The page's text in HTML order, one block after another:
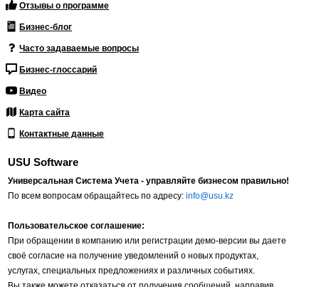
Отзывы о программе
Бизнес-блог
Часто задаваемые вопросы
Бизнес-глоссарий
Видео
Карта сайта
Контактные данные
USU Software
Универсальная Система Учета - управляйте бизнесом правильно!
По всем вопросам обращайтесь по адресу:info@usu.kz
Пользовательское соглашение:
При обращении в компанию или регистрации демо-версии вы даете
своё согласие на получение уведомлений о новых продуктах,
услугах, специальных предложениях и различных событиях.